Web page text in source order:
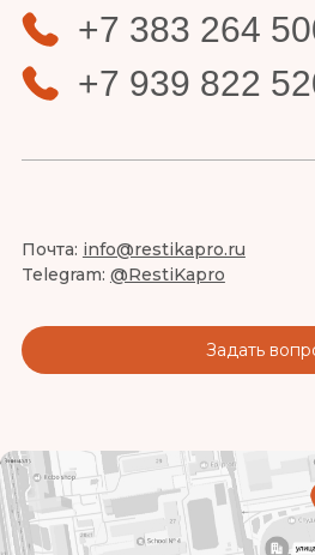
+7 383 264
+7 939 822
Почта: info@restikapro.ru
Telegram: @RestiKapro
Задать